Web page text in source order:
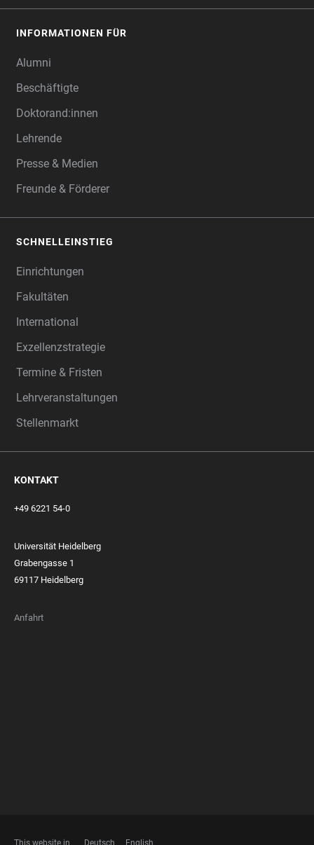
INFORMATIONEN FÜR
Alumni
Beschäftigte
Doktorand:innen
Lehrende
Presse & Medien
Freunde & Förderer
SCHNELLEINSTIEG
Einrichtungen
Fakultäten
International
Exzellenzstrategie
Termine & Fristen
Lehrveranstaltungen
Stellenmarkt
KONTAKT
+49 6221 54-0
Universität Heidelberg
Grabengasse 1
69117 Heidelberg
Anfahrt
This website in Deutsch English